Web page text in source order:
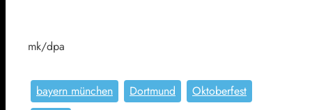
mk/dpa
bayern münchen Dortmund
Oktoberfest